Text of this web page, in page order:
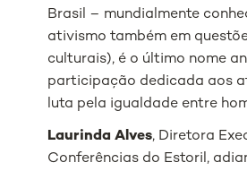
Brasil – mundialmente
ativismo também em
culturais), é o último nome
participação dedicada aos
luta pela igualdade entre
Laurinda Alves, Diretora
Conferências do Estoril,